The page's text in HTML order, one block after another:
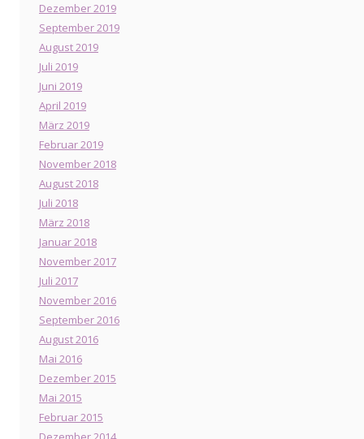
Dezember 2019
September 2019
August 2019
Juli 2019
Juni 2019
April 2019
März 2019
Februar 2019
November 2018
August 2018
Juli 2018
März 2018
Januar 2018
November 2017
Juli 2017
November 2016
September 2016
August 2016
Mai 2016
Dezember 2015
Mai 2015
Februar 2015